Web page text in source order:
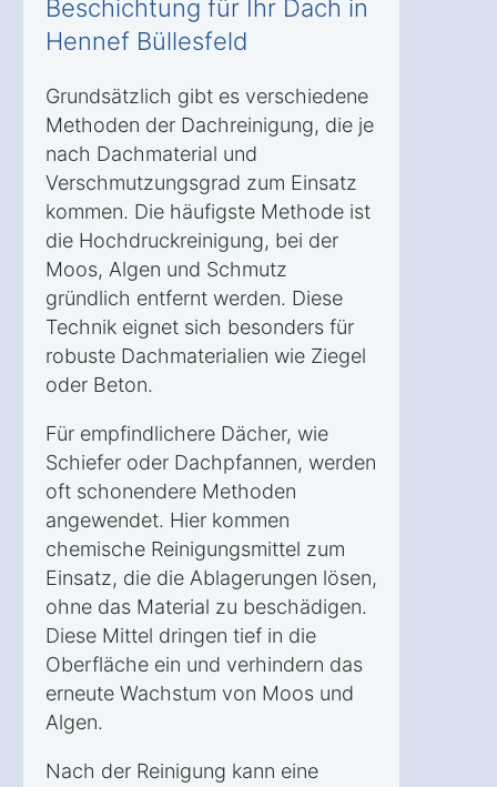
Beschichtung für Ihr Dach in
Hennef Büllesfeld
Grundsätzlich gibt es verschiedene
Methoden der Dachreinigung, die je
nach Dachmaterial und
Verschmutzungsgrad zum Einsatz
kommen. Die häufigste Methode ist
die Hochdruckreinigung, bei der
Moos, Algen und Schmutz
gründlich entfernt werden. Diese
Technik eignet sich besonders für
robuste Dachmaterialien wie Ziegel
oder Beton.
Für empfindlichere Dächer, wie
Schiefer oder Dachpfannen, werden
oft schonendere Methoden
angewendet. Hier kommen
chemische Reinigungsmittel zum
Einsatz, die die Ablagerungen lösen,
ohne das Material zu beschädigen.
Diese Mittel dringen tief in die
Oberfläche ein und verhindern das
erneute Wachstum von Moos und
Algen.
Nach der Reinigung kann eine